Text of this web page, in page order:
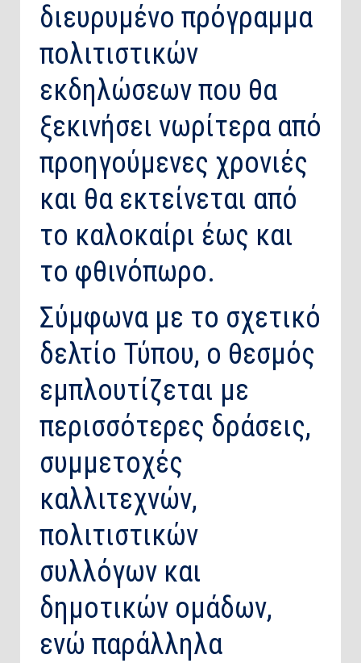
διευρυμένο πρόγραμμα
πολιτιστικών
εκδηλώσεων που θα
ξεκινήσει νωρίτερα από
προηγούμενες χρονιές
και θα εκτείνεται από
το καλοκαίρι έως και
το φθινόπωρο.
Σύμφωνα με το σχετικό
δελτίο Τύπου, ο θεσμός
εμπλουτίζεται με
περισσότερες δράσεις,
συμμετοχές
καλλιτεχνών,
πολιτιστικών
συλλόγων και
δημοτικών ομάδων,
ενώ παράλληλα